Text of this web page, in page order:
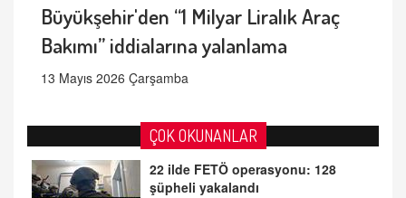
Büyükşehir'den “1 Milyar Liralık Araç
Bakımı” iddialarına yalanlama
13 Mayıs 2026 Çarşamba
ÇOK OKUNANLAR
22 ilde FETÖ operasyonu: 128
şüpheli yakalandı